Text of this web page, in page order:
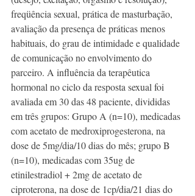
freqüência sexual, prática de masturbação,
avaliação da presença de práticas menos
habituais, do grau de intimidade e qualidade
de comunicação no envolvimento do
parceiro. A influência da terapêutica
hormonal no ciclo da resposta sexual foi
avaliada em 30 das 48 paciente, divididas
em três grupos: Grupo A (n=10), medicadas
com acetato de medroxiprogesterona, na
dose de 5mg/dia/10 dias do mês; grupo B
(n=10), medicadas com 35ug de
etinilestradiol + 2mg de acetato de
ciproterona, na dose de 1cp/dia/21 dias do